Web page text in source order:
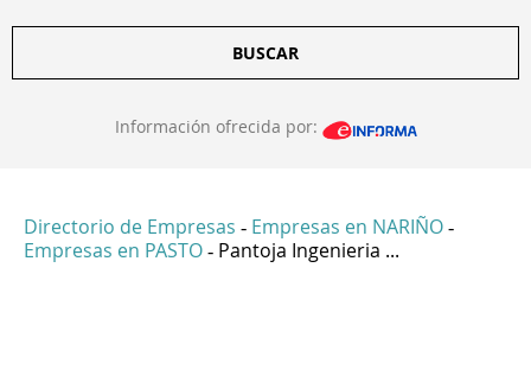
BUSCAR
Información ofrecida por:
Directorio de Empresas - Empresas en NARIÑO -
Empresas en PASTO - Pantoja Ingenieria ...